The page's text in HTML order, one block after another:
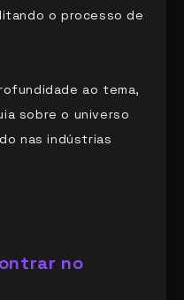
o processo de
ao tema,
sobre o universo
nas indústrias
no